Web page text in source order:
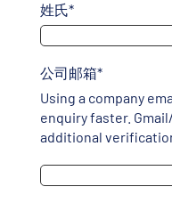
姓氏*
公司邮箱*
Using a company
enquiry faster.
additional